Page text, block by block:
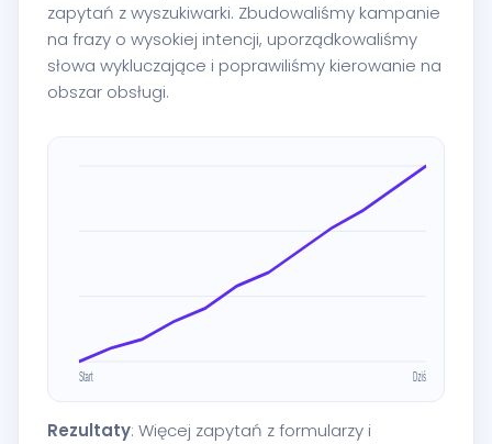
zapytań z wyszukiwarki. Zbudowaliśmy kampanie
na frazy o wysokiej intencji, uporządkowaliśmy
słowa wykluczające i poprawiliśmy kierowanie na
obszar obsługi.
Rezultaty: Więcej zapytań z formularzy i